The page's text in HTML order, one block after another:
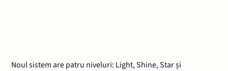
Noul sistem are patru niveluri: Light, Shine, Star și